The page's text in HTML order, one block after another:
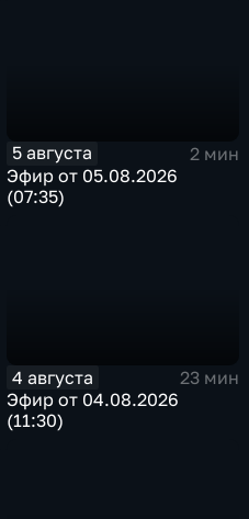
5 августа
2 мин
Эфир от 05.08.2026
(07:35)
4 августа
23 мин
Эфир от 04.08.2026
(11:30)